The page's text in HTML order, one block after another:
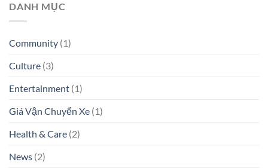
DANH MỤC
Community (1)
Culture (3)
Entertainment (1)
Giá Vận Chuyển Xe (1)
Health & Care (2)
News (2)